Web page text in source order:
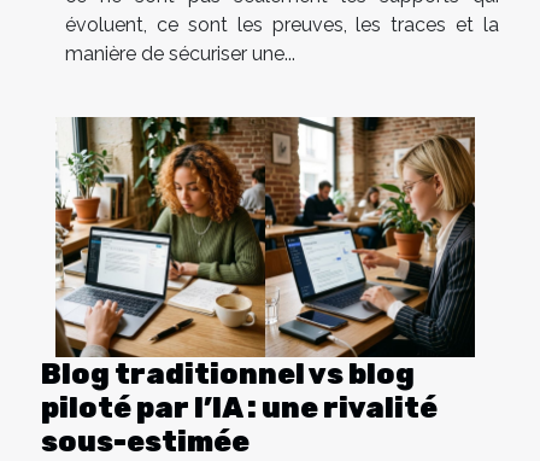
évoluent, ce sont les preuves, les traces et la
manière de sécuriser une...
Blog traditionnel vs blog
piloté par l’IA : une rivalité
sous-estimée